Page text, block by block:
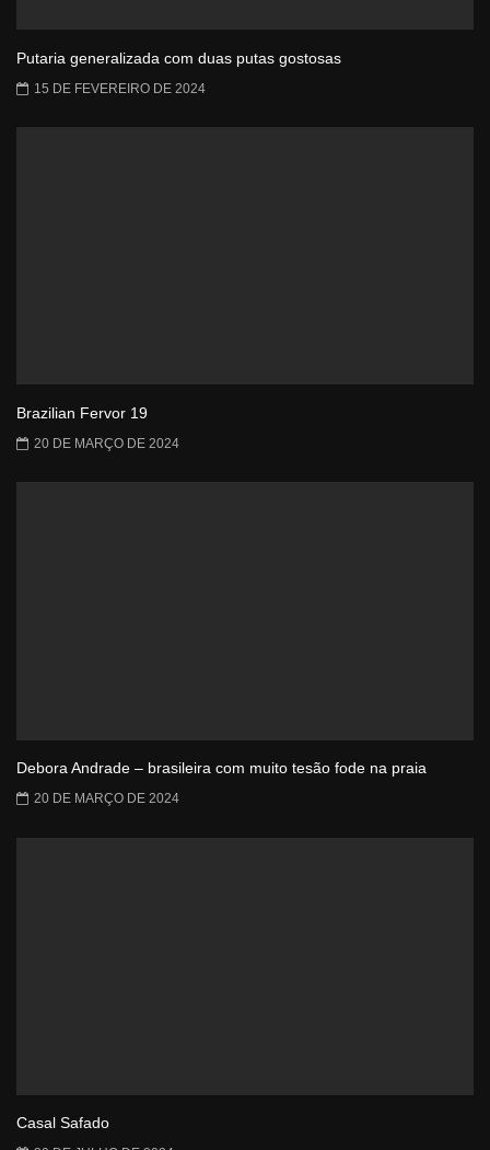
Putaria generalizada com duas putas gostosas
15 DE FEVEREIRO DE 2024
Brazilian Fervor 19
20 DE MARÇO DE 2024
Debora Andrade – brasileira com muito tesão fode na praia
20 DE MARÇO DE 2024
Casal Safado